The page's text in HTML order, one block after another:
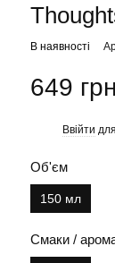
В наявності
649 грн
Ввійти
Об'єм
150 мл
Смаки /